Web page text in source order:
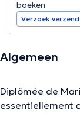
boeken
Verzoek
Algemeen
Diplômée de
essentiellement